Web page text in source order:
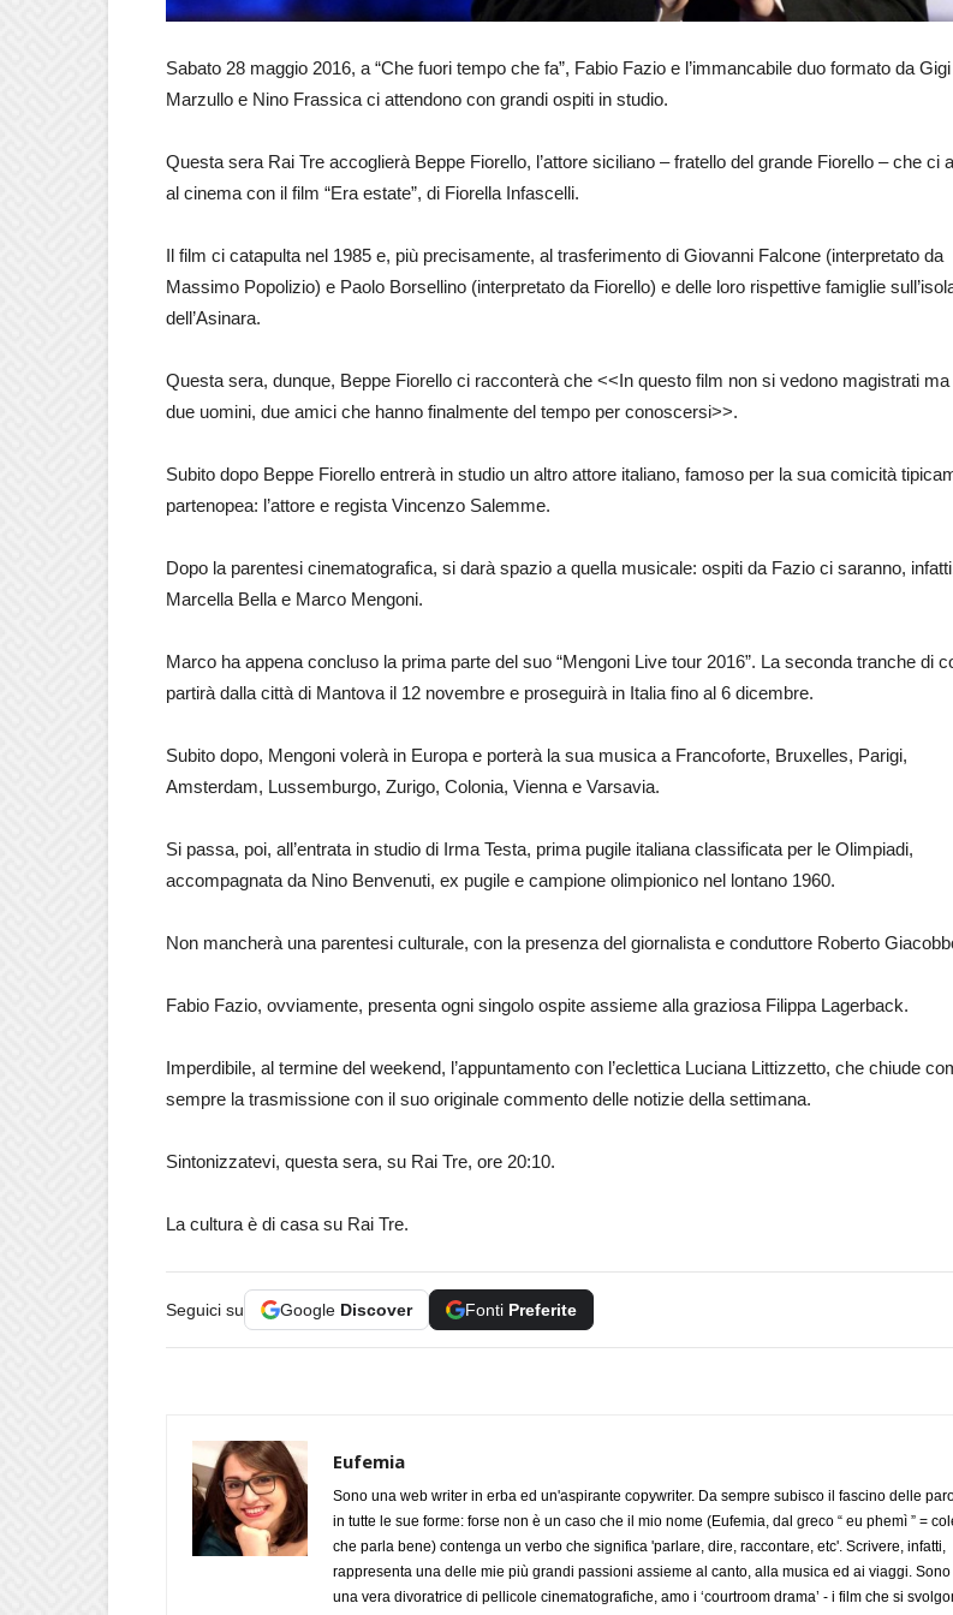
Sabato 28 maggio 2016, a “Che fuori tempo che fa”, Fabio Fazio e l’immancabile duo formato da Gigi
Marzullo e Nino Frassica ci attendono con grandi ospiti in studio.
Questa sera Rai Tre accoglierà Beppe Fiorello, l’attore siciliano – fratello del grande Fiorello – che ci
al cinema con il film “Era estate”, di Fiorella Infascelli.
Il film ci catapulta nel 1985 e, più precisamente, al trasferimento di Giovanni Falcone (interpretato da
Massimo Popolizio) e Paolo Borsellino (interpretato da Fiorello) e delle loro rispettive famiglie
dell’Asinara.
Questa sera, dunque, Beppe Fiorello ci racconterà che <<In questo film non si vedono magistrati
due uomini, due amici che hanno finalmente del tempo per conoscersi>>.
Subito dopo Beppe Fiorello entrerà in studio un altro attore italiano, famoso per la sua comicità
partenopea: l’attore e regista Vincenzo Salemme.
Dopo la parentesi cinematografica, si darà spazio a quella musicale: ospiti da Fazio ci saranno,
Marcella Bella e Marco Mengoni.
Marco ha appena concluso la prima parte del suo “Mengoni Live tour 2016”. La seconda tranche di
partirà dalla città di Mantova il 12 novembre e proseguirà in Italia fino al 6 dicembre.
Subito dopo, Mengoni volerà in Europa e porterà la sua musica a Francoforte, Bruxelles, Parigi,
Amsterdam, Lussemburgo, Zurigo, Colonia, Vienna e Varsavia.
Si passa, poi, all’entrata in studio di Irma Testa, prima pugile italiana classificata per le Olimpiadi,
accompagnata da Nino Benvenuti, ex pugile e campione olimpionico nel lontano 1960.
Non mancherà una parentesi culturale, con la presenza del giornalista e conduttore Roberto
Fabio Fazio, ovviamente, presenta ogni singolo ospite assieme alla graziosa Filippa Lagerback.
Imperdibile, al termine del weekend, l’appuntamento con l’eclettica Luciana Littizzetto, che chiude
sempre la trasmissione con il suo originale commento delle notizie della settimana.
Sintonizzatevi, questa sera, su Rai Tre, ore 20:10.
La cultura è di casa su Rai Tre.
Seguici su Google Discover Fonti Preferite
Eufemia
Sono una web writer in erba ed un'aspirante copywriter. Da sempre subisco il fascino delle
in tutte le sue forme: forse non è un caso che il mio nome (Eufemia, dal greco “ eu phemì ” =
che parla bene) contenga un verbo che significa 'parlare, dire, raccontare, etc'. Scrivere, infatti,
rappresenta una delle mie più grandi passioni assieme al canto, alla musica ed ai viaggi. Sono
una vera divoratrice di pellicole cinematografiche, amo i ‘courtroom drama’ - i film che si